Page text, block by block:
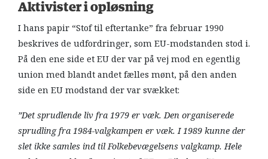
Aktivister i opløsning
I hans papir “Stof til eftertanke” fra februar 1990
beskrives de udfordringer, som EU-modstanden stod i.
På den ene side et EU der var på vej mod en egentlig
union med blandt andet fælles mønt, på den anden
side en EU modstand der var svækket:
”Det sprudlende liv fra 1979 er væk. Den organiserede
sprudling fra 1984-valgkampen er væk. I 1989 kunne der
slet ikke samles ind til Folkebevægelsens valgkamp. Hele